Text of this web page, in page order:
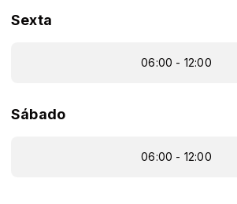
Sexta
06:00 - 12:00
Sábado
06:00 - 12:00